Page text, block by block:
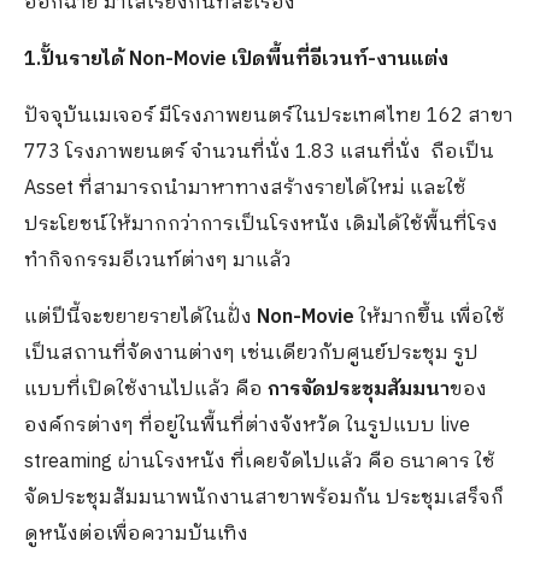
1.ปั้นรายได้ Non-Movie เปิดพื้นที่อีเวนท์-งานแต่ง
ปัจจุบันเมเจอร์ มีโรงภาพยนตร์ในประเทศไทย 162 สาขา
773 โรงภาพยนตร์ จำนวนที่นั่ง 1.83 แสนที่นั่ง ถือเป็น
Asset ที่สามารถนำมาหาทางสร้างรายได้ใหม่ และใช้
ประโยชน์ให้มากกว่าการเป็นโรงหนัง เดิมได้ใช้พื้นที่โรง
ทำกิจกรรมอีเวนท์ต่างๆ มาแล้ว
แต่ปีนี้จะขยายรายได้ในฝั่ง Non-Movieให้มากขึ้น เพื่อใช้
เป็นสถานที่จัดงานต่างๆ เช่นเดียวกับศูนย์ประชุม รูป
แบบที่เปิดใช้งานไปแล้ว คือ การจัดประชุมสัมมนาของ
องค์กรต่างๆ ที่อยู่ในพื้นที่ต่างจังหวัด ในรูปแบบ live
streaming ผ่านโรงหนัง ที่เคยจัดไปแล้ว คือ ธนาคาร ใช้
จัดประชุมสัมมนาพนักงานสาขาพร้อมกัน ประชุมเสร็จก็
ดูหนังต่อเพื่อความบันเทิง